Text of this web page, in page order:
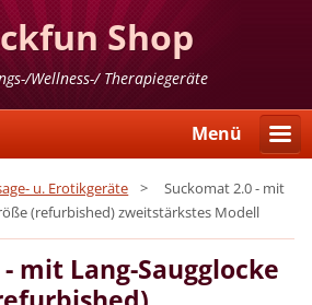
Wellness-/ Therapiegeräte
Menü
u. Erotikgeräte >
Suckomat 2.0 - mit
(refurbished) zweitstärkstes Modell
mit Lang-Saugglocke